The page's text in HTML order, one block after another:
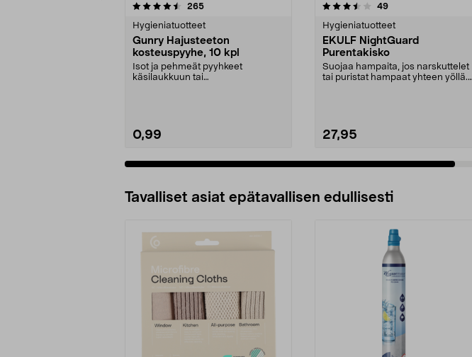
265arvostelut
Hygieniatuotteet
Gunry Hajusteeton
kosteuspyyhe, 10 kpl
Isot ja pehmeät pyyhkeet
käsilaukkuun tai
0,99
3.5 viidestä
49arvostelut
Hygieniatuotteet
EKULF NightGuard
Purentakisko
Suojaa hampaita, jos narskuttelet
tai puristat hampaat yhteen yöllä.
27,95
4.5 viidestä
Tavalliset asiat epätavallisen edullisesti